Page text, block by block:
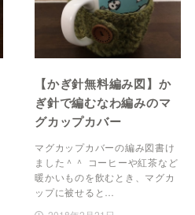
【かぎ針無料編み図】か
ぎ針で編むなわ編みのマ
グカップカバー
マグカップカバーの編み図書け
ました＾＾ コーヒーや紅茶など
暖かいものを飲むとき、マグカ
ップに被せると…